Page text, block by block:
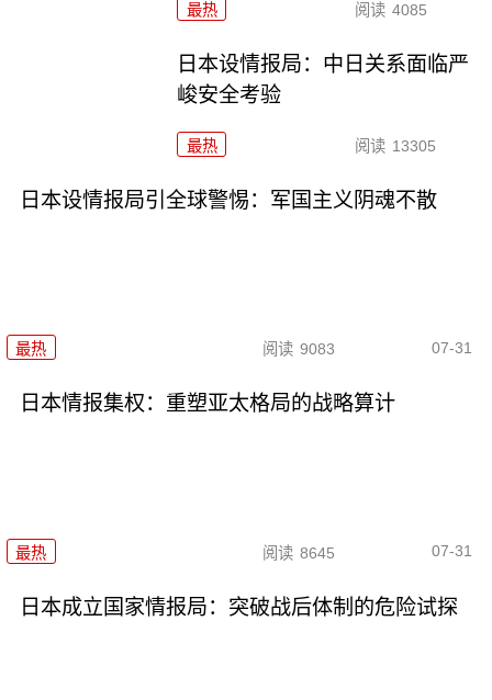
最热 阅读 4085
日本设情报局：中日关系面临严
峻安全考验
最热 阅读 13305
日本设情报局引全球警惕：军国主义阴魂不散
最热 阅读 9083 07-31
日本情报集权：重塑亚太格局的战略算计
最热 阅读 8645 07-31
日本成立国家情报局：突破战后体制的危险试探